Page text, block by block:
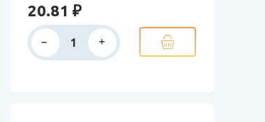
20.81 ₽